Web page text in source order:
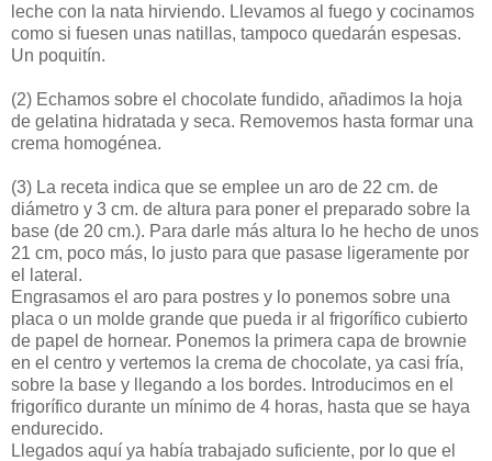
leche con la nata hirviendo. Llevamos al fuego y cocinamos
como si fuesen unas natillas, tampoco quedarán espesas.
Un poquitín.
(2) Echamos sobre el chocolate fundido, añadimos la hoja
de gelatina hidratada y seca. Removemos hasta formar una
crema homogénea.
(3) La receta indica que se emplee un aro de 22 cm. de
diámetro y 3 cm. de altura para poner el preparado sobre la
base (de 20 cm.). Para darle más altura lo he hecho de unos
21 cm, poco más, lo justo para que pasase ligeramente por
el lateral.
Engrasamos el aro para postres y lo ponemos sobre una
placa o un molde grande que pueda ir al frigorífico cubierto
de papel de hornear. Ponemos la primera capa de brownie
en el centro y vertemos la crema de chocolate, ya casi fría,
sobre la base y llegando a los bordes. Introducimos en el
frigorífico durante un mínimo de 4 horas, hasta que se haya
endurecido.
Llegados aquí ya había trabajado suficiente, por lo que el